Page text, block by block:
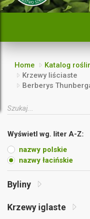
Home Katalog
Krzewy liściaste
Berberys
Wyświetl wg. liter A-Z:
nazwy polskie
nazwy łacińskie
Byliny
Krzewy iglaste